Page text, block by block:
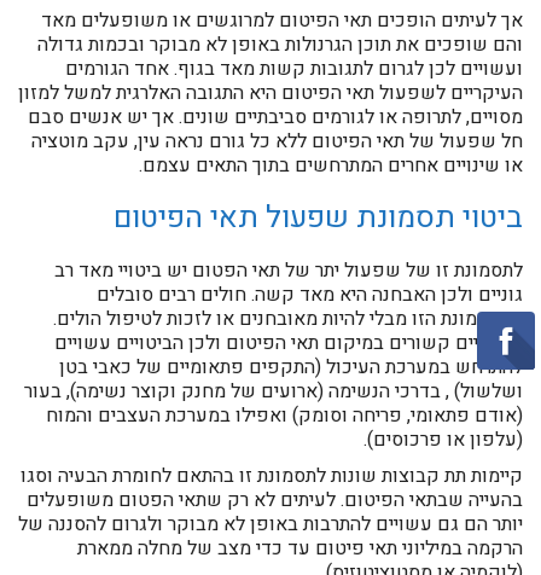
אך לעיתים הופכים תאי הפיטום למרוגשים או משופעלים מאד
והם שופכים את תוכן הגרנולות באופן לא מבוקר ובכמות גדולה
ועשויים לכן לגרום לתגובות קשות מאד בגוף. אחד הגורמים
העיקריים לשפעול תאי הפיטום היא התגובה האלרגית למשל למזון
מסויים, לתרופה או לגורמים סביבתיים שונים. אך יש אנשים סבם
חל שפעול של תאי הפיטום ללא כל גורם נראה עין, עקב מוטציה
או שינויים אחרים המתרחשים בתוך התאים עצמם.
ביטוי תסמונת שפעול תאי הפיטום
לתסמונת זו של שפעול יתר של תאי הפטום יש ביטויי מאד רב
גוניים ולכן האבחנה היא מאד קשה. חולים רבים סובלים
מהתסמונת הזו מבלי להיות מאובחנים או לזכות לטיפול הולים.
הביטויים קשורים במיקום תאי הפיטום ולכן הביטויים עשויים
להתרחש במערכת העיכול (התקפים פתאומיים של כאבי בטן
ושלשול) , בדרכי הנשימה (ארועים של מחנק וקוצר נשימה), בעור
(אודם פתאומי, פריחה וסומק) ואפילו במערכת העצבים והמוח
(עלפון או פרכוסים).
קיימות תת קבוצות שונות לתסמונת זו בהתאם לחומרת הבעיה וסגו
בהעייה שבתאי הפיטום. לעיתים לא רק שתאי הפטום משופעלים
יותר הם גם עשויים להתרבות באופן לא מבוקר ולגרום להסננה של
הרקמה במיליוני תאי פיטום עד כדי מצב של מחלה ממארת